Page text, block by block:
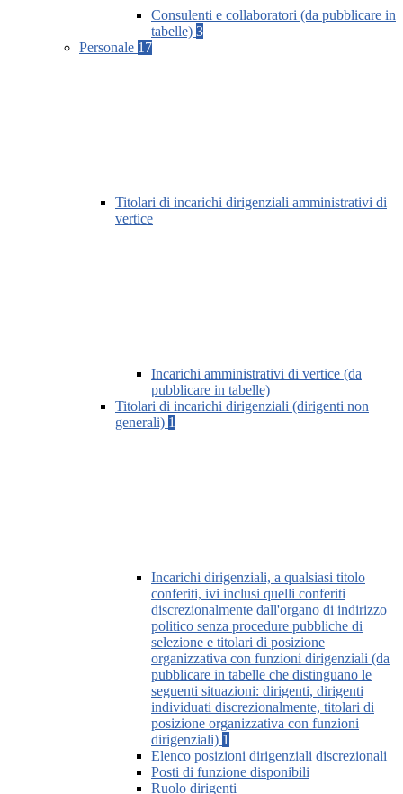
Consulenti e collaboratori (da pubblicare in
tabelle) 3
Personale 17
Titolari di incarichi dirigenziali amministrativi di
vertice
Incarichi amministrativi di vertice (da
pubblicare in tabelle)
Titolari di incarichi dirigenziali (dirigenti non
generali) 1
Incarichi dirigenziali, a qualsiasi titolo
conferiti, ivi inclusi quelli conferiti
discrezionalmente dall'organo di indirizzo
politico senza procedure pubbliche di
selezione e titolari di posizione
organizzativa con funzioni dirigenziali (da
pubblicare in tabelle che distinguano le
seguenti situazioni: dirigenti, dirigenti
individuati discrezionalmente, titolari di
posizione organizzativa con funzioni
dirigenziali) 1
Elenco posizioni dirigenziali discrezionali
Posti di funzione disponibili
Ruolo dirigenti